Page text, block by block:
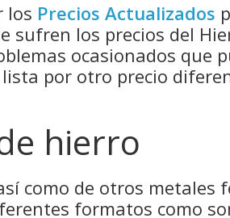
los Precios Actualizados
sufren los precios del
ocasionados que
por otro precio
hierro
como de otros metales
formatos como